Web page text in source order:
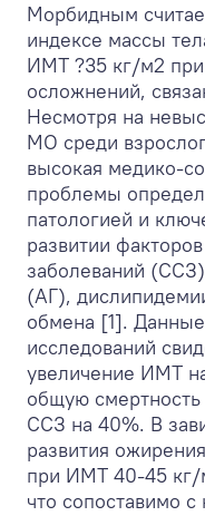
Морбидным
индексе массы
ИМТ ?35 кг/м2
осложнений,
Несмотря на
МО среди
высокая медико-
проблемы
патологией и
развитии
заболеваний
(АГ),
обмена [1].
исследований
увеличение ИМТ
общую
ССЗ на 40%. В
развития
при ИМТ 40-45 кг/
что сопоставимо